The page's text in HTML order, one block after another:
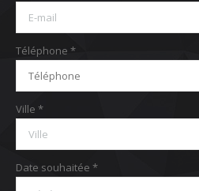
Téléphone *
Ville *
Date souhaitée *